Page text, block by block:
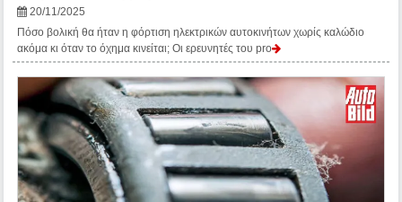
20/11/2025
Πόσο βολική θα ήταν η φόρτιση ηλεκτρικών αυτοκινήτων χωρίς καλώδιο
ακόμα κι όταν το όχημα κινείται; Οι ερευνητές του pro